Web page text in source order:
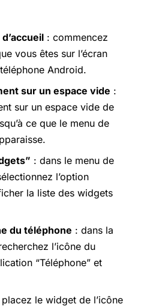
: commencez
vous êtes sur l’écran
Android.
sur un espace vide :
sur un espace vide de
ce que le menu de
: dans le menu de
l’option
la liste des widgets
du téléphone : dans la
l’icône du
“Téléphone” et
placez le widget de l’icône